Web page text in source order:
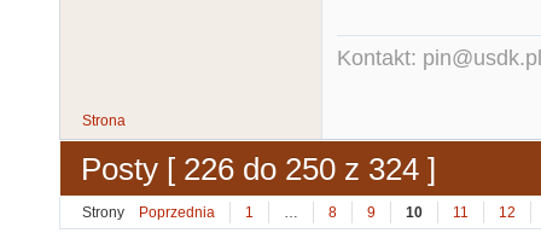
Kontakt: pin@usdk.pl
Strona
Posty [ 226 do 250 z 324 ]
Strony Poprzednia 1 … 8 9 10 11 12